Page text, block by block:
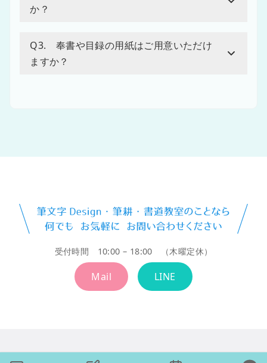
か？
Q3. 奉書や目録の用紙はご用意いただけ
ますか？
受付時間 10:00 – 18:00 （木曜定休）
Mail LINE